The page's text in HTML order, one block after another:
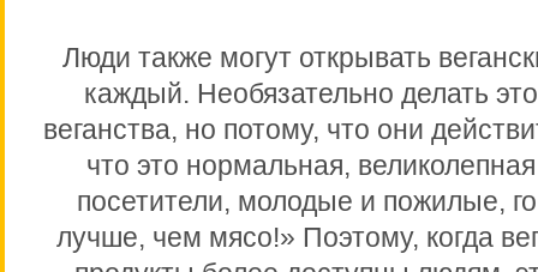
Люди также могут открывать
каждый. Необязательно делать
веганства, но потому, что они
что это нормальная,
посетители, молодые и пожилые,
лучше, чем мясо!» Поэтому, когда